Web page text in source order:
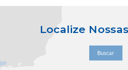
Localize
Buscar